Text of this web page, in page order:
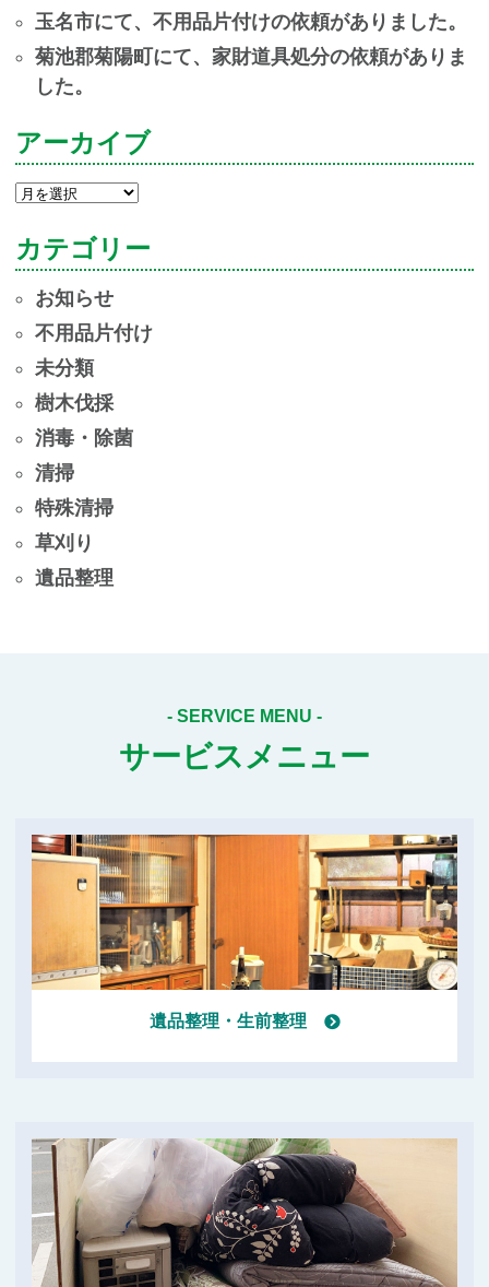
玉名市にて、不用品片付けの依頼がありました。
菊池郡菊陽町にて、家財道具処分の依頼がありま
した。
アーカイブ
ア
カ
ブ
カテゴリー
お知らせ
不用品片付け
未分類
樹木伐採
消毒・除菌
清掃
特殊清掃
草刈り
遺品整理
サービスメニュー
遺品整理・生前整理